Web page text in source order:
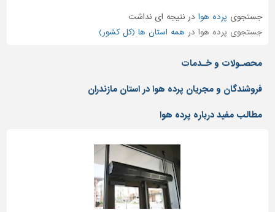
ساختمانی
نرده
و
حفاظ
کفپوش
جستجوی پرده هوا درنتیجه ای نداشت
جستجوی پرده هوا در همه استان ها (کل کشور)
محصـولات و خـدمات
فروشندگان و مجریان پرده هوا در استان مازندران
مطالب مفید درباره پرده هوا